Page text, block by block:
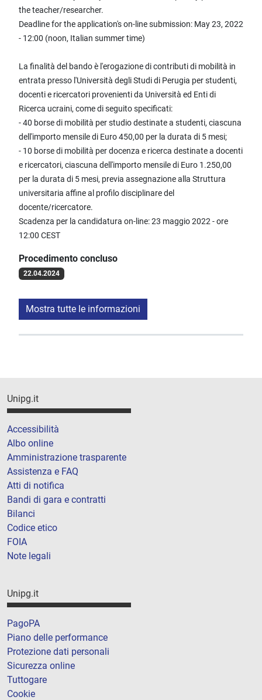
the teacher/researcher.
Deadline for the application's on-line submission: May 23, 2022
- 12:00 (noon, Italian summer time)
La finalità del bando è l'erogazione di contributi di mobilità in
entrata presso l'Università degli Studi di Perugia per studenti,
docenti e ricercatori provenienti da Università ed Enti di
Ricerca ucraini, come di seguito specificati:
- 40 borse di mobilità per studio destinate a studenti, ciascuna
dell'importo mensile di Euro 450,00 per la durata di 5 mesi;
- 10 borse di mobilità per docenza e ricerca destinate a docenti
e ricercatori, ciascuna dell'importo mensile di Euro 1.250,00
per la durata di 5 mesi, previa assegnazione alla Struttura
universitaria affine al profilo disciplinare del
docente/ricercatore.
Scadenza per la candidatura on-line: 23 maggio 2022 - ore
12:00 CEST
Procedimento concluso
22.04.2024
Mostra tutte le informazioni
Unipg.it
Accessibilità
Albo online
Amministrazione trasparente
Assistenza e FAQ
Atti di notifica
Bandi di gara e contratti
Bilanci
Codice etico
FOIA
Note legali
Unipg.it
PagoPA
Piano delle performance
Protezione dati personali
Sicurezza online
Tuttogare
Cookie